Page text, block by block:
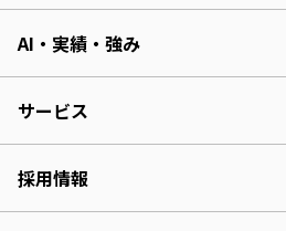
AI・実績・強み
サービス
採用情報